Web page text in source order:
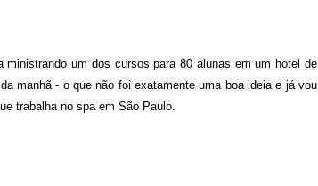
ministrando um dos cursos para 80 alunas em um hotel de
manhã - o que não foi exatamente uma boa ideia e já vou
trabalha no spa em São Paulo.